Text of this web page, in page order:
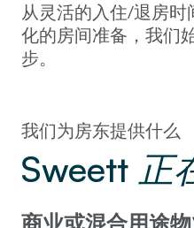
从灵活的入住/退房
化的房间准备，我们
步。
我们为房东提供什么
Sweett 正
商业或混合用途